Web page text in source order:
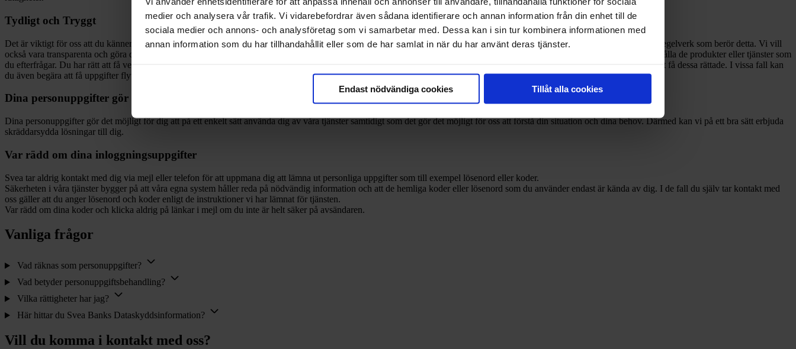
medier och analysera vår trafik. Vi vidarebefordrar även sådana identifierare och annan information från din enhet till de
sociala medier och annons- och analysföretag som vi samarbetar med. Dessa kan i sin tur kombinera informationen med
annan information som du har tillhandahållit eller som de har samlat in när du har använt deras tjänster.
Endast nödvändiga cookies Tillåt alla cookies
Tydligt och Tryggt
Det är viktigt för oss att du känner dig trygg med vår hantering av dina personuppgifter. Dina uppgifter skyddas av banksekretess och hanteras konfidentiellt enligt de lagar och regelverk som berör detta. Vi vill
också vara transparenta och göra dig uppmärksam på vilka personuppgifter vi behandlar och varför. Vi samlar inte in fler uppgifter än de som vi behöver för att kunna tillhandahålla de produkter eller tjänster som
du efterfrågar. Du har rätt att få veta vilka av dina personuppgifter som behandlas oss och kan begära ett utdrag. Om du skulle upptäcka att vi har felaktiga uppgifter har du rätt att få dessa rättade. I vissa fall kan
du även begära att få uppgifter flyttade eller raderade.
Dina personuppgifter gör det möjligt
Dina personuppgifter gör det möjligt för dig att på ett enkelt sätt använda dig av våra tjänster samtidigt som det gör det möjligt för oss att förstå din situation och dina behov. Därmed kan vi på ett bra sätt erbjuda
skräddarsydda lösningar till dig.
Var rädd om dina inloggningsuppgifter
Svea tar aldrig kontakt med dig via mejl eller telefon för att uppmana dig att lämna ut personliga uppgifter som till exempel lösenord eller koder.
Säkerheten i våra tjänster bygger på att våra egna system håller reda på nödvändig information och att de hemliga koder eller lösenord som du använder endast är kända av dig. I de fall du själv tar kontakt med
oss gäller att du anger lösenord och koder enligt de instruktioner vi har lämnat för tjänsten.
Var rädd om dina koder och klicka aldrig på länkar i mejl om du inte är helt säker på avsändaren.
Vanliga frågor
Vad räknas som personuppgifter?
Vad betyder personuppgiftsbehandling?
Vilka rättigheter har jag?
Här hittar du Svea Banks Dataskyddsinformation?
Vill du komma i kontakt med oss?